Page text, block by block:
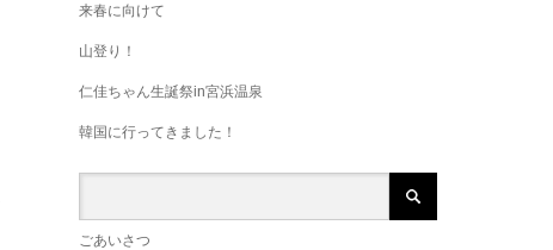
来春に向けて
山登り！
仁佳ちゃん生誕祭in宮浜温泉
韓国に行ってきました！
ごあいさつ